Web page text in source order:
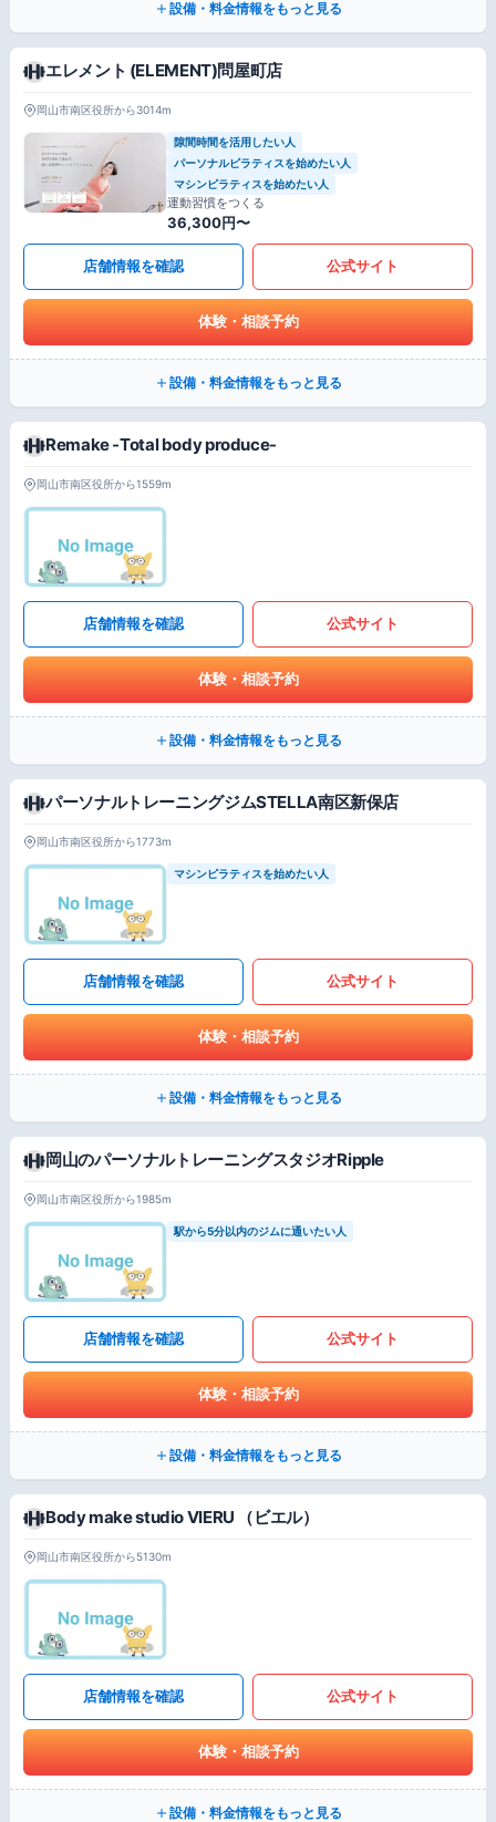
設備・料金情報をもっと見る
エレメント (ELEMENT)問屋町店
岡山市南区役所から3014m
隙間時間を活用したい人
パーソナルピラティスを始めたい人
マシンピラティスを始めたい人
運動習慣をつくる
36,300円〜
店舗情報を確認 公式サイト
体験・相談予約
設備・料金情報をもっと見る
Remake -Total body produce-
岡山市南区役所から1559m
店舗情報を確認 公式サイト
体験・相談予約
設備・料金情報をもっと見る
パーソナルトレーニングジムSTELLA南区新保店
岡山市南区役所から1773m
マシンピラティスを始めたい人
店舗情報を確認 公式サイト
体験・相談予約
設備・料金情報をもっと見る
岡山のパーソナルトレーニングスタジオRipple
岡山市南区役所から1985m
駅から5分以内のジムに通いたい人
店舗情報を確認 公式サイト
体験・相談予約
設備・料金情報をもっと見る
Body make studio VIERU （ビエル）
岡山市南区役所から5130m
店舗情報を確認 公式サイト
体験・相談予約
設備・料金情報をもっと見る